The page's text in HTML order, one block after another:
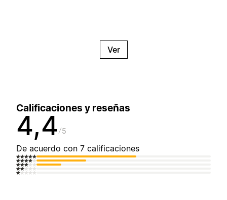
Ver
Calificaciones y reseñas
4,4 5
De acuerdo con 7 calificaciones